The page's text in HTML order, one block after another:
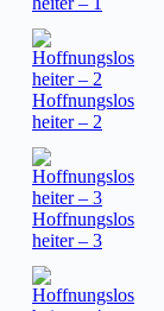
Hoffnungslos
heiter – 2
Hoffnungslos
heiter – 3